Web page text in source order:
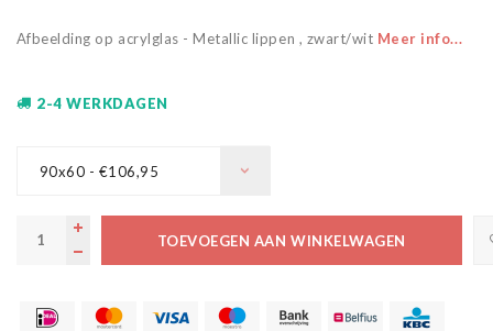
Afbeelding op acrylglas - Metallic lippen , zwart/wit Meer info...
2-4 WERKDAGEN
90x60 - €106,95
TOEVOEGEN AAN WINKELWAGEN